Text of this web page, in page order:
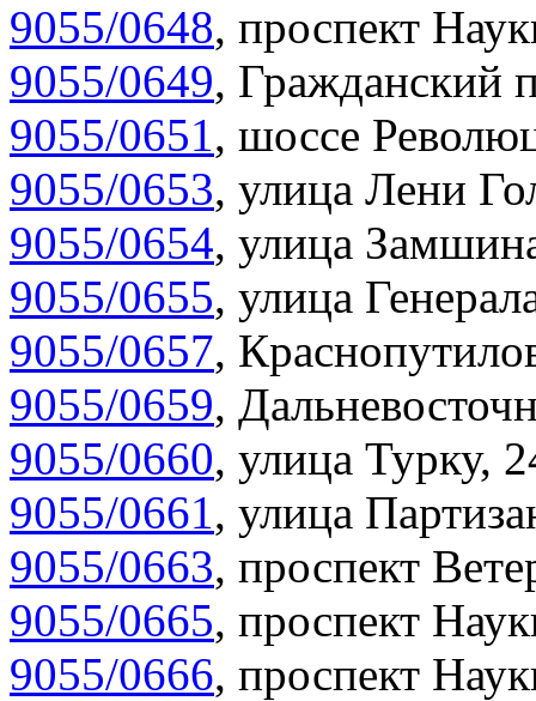
9055/0648, проспект
9055/0649, Гражданский
9055/0651, шоссе
9055/0653, улица Лени
9055/0654, улица
9055/0655, улица
9055/0657,
9055/0659,
9055/0660, улица Турку,
9055/0661, улица
9055/0663, проспект
9055/0665, проспект
9055/0666, проспект